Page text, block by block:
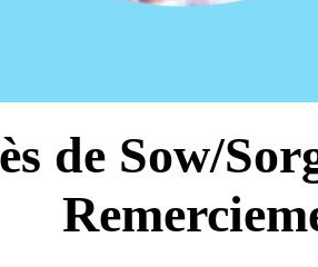
de Sow/